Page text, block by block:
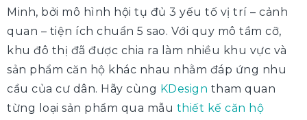
Minh, bởi mô hình hội tụ đủ 3 yếu tố vị trí – cảnh
quan – tiện ích chuẩn 5 sao. Với quy mô tầm cỡ,
khu đô thị đã được chia ra làm nhiều khu vực và
sản phẩm căn hộ khác nhau nhằm đáp ứng nhu
cầu của cư dân. Hãy cùng KDesign tham quan
từng loại sản phẩm qua mẫu thiết kế căn hộ